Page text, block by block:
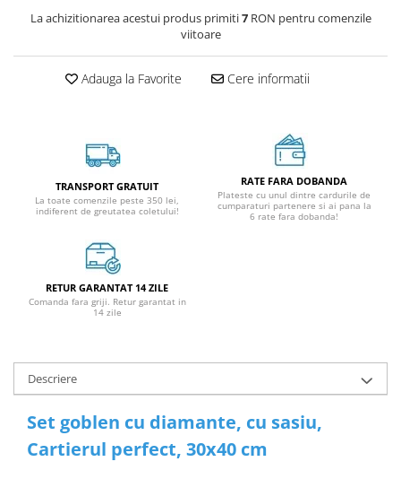
La achizitionarea acestui produs primiti7RON pentru comenzile
viitoare
Adauga la Favorite Cere informatii
TRANSPORT GRATUIT
La toate comenzile peste 350 lei,
indiferent de greutatea coletului!
RATE FARA DOBANDA
Plateste cu unul dintre cardurile de
cumparaturi partenere si ai pana la
6 rate fara dobanda!
RETUR GARANTAT 14 ZILE
Comanda fara griji. Retur garantat in
14 zile
Descriere
Set goblen cu diamante, cu sasiu,
Cartierul perfect, 30x40 cm